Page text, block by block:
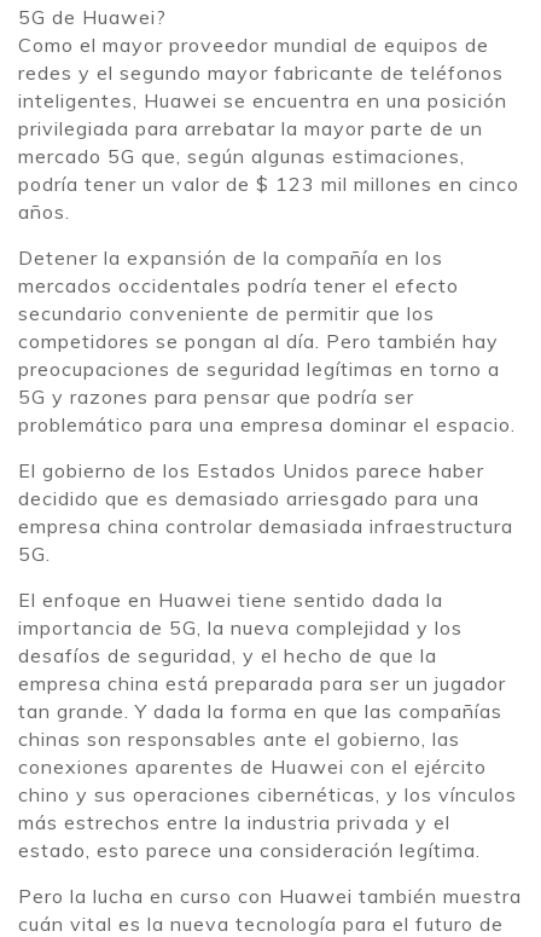
5G de Huawei?
Como el mayor proveedor mundial de equipos de
redes y el segundo mayor fabricante de teléfonos
inteligentes, Huawei se encuentra en una posición
privilegiada para arrebatar la mayor parte de un
mercado 5G que, según algunas estimaciones,
podría tener un valor de $ 123 mil millones en cinco
años.
Detener la expansión de la compañía en los
mercados occidentales podría tener el efecto
secundario conveniente de permitir que los
competidores se pongan al día. Pero también hay
preocupaciones de seguridad legítimas en torno a
5G y razones para pensar que podría ser
problemático para una empresa dominar el espacio.
El gobierno de los Estados Unidos parece haber
decidido que es demasiado arriesgado para una
empresa china controlar demasiada infraestructura
5G.
El enfoque en Huawei tiene sentido dada la
importancia de 5G, la nueva complejidad y los
desafíos de seguridad, y el hecho de que la
empresa china está preparada para ser un jugador
tan grande. Y dada la forma en que las compañías
chinas son responsables ante el gobierno, las
conexiones aparentes de Huawei con el ejército
chino y sus operaciones cibernéticas, y los vínculos
más estrechos entre la industria privada y el
estado, esto parece una consideración legítima.
Pero la lucha en curso con Huawei también muestra
cuán vital es la nueva tecnología para el futuro de